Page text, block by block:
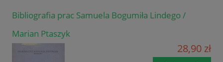
Bibliografia prac Samuela Bogumiła Lindego /
Marian Ptaszyk
28,90 zł